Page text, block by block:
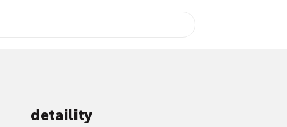
detaility